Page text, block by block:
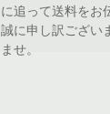
に追って送料をお
誠に申し訳ござい
ませ。